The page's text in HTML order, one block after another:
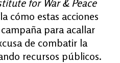
for War & Peace
cómo estas acciones
para acallar
de combatir la
recursos públicos.